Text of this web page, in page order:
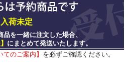
入荷未定
を一緒に注文した場合、
にまとめて発送いたします。
てのご案内】 を必ずご確認ください。